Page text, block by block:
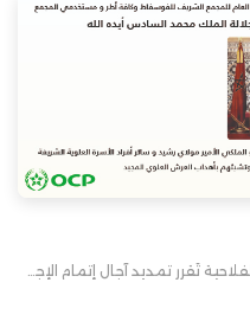
إتمام الإجراءات الإدارية المتعلقة بالمشاريع الفلاحية الصغرى بالداخلة .